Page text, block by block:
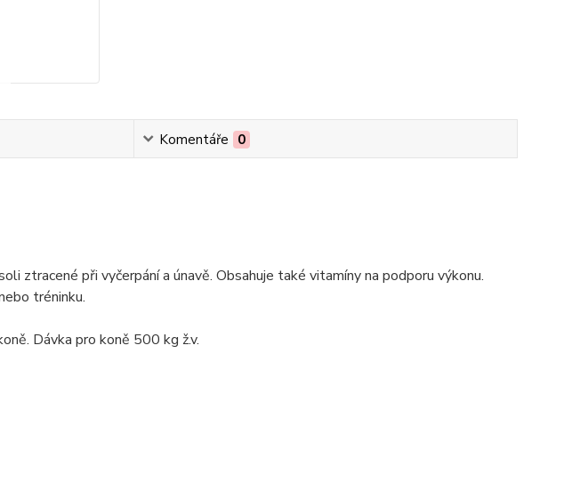
Komentáře 0
ztracené při vyčerpání a únavě. Obsahuje také vitamíny na podporu výkonu.
tréninku.
Dávka pro koně 500 kg ž.v.